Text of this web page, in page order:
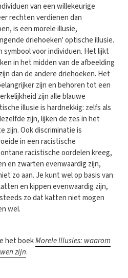
van een willekeurige
rechten verdienen dan
is een morele illusie,
driehoeken' optische illusie.
symbool voor individuen. Het lijkt
in het midden van de afbeelding
dan de andere driehoeken. Het
zijn en behoren tot een
zijn alle blauwe
illusie is hardnekkig: zelfs als
zijn, lijken de zes in het
zijn. Ook discriminatie is
in een racistische
racistische oordelen kreeg,
en zwarten evenwaardig zijn,
zo aan. Je kunt wel op basis van
en kippen evenwaardig zijn,
zo dat katten niet mogen
wel.
het boekMorele Illusies: waarom
zijn.